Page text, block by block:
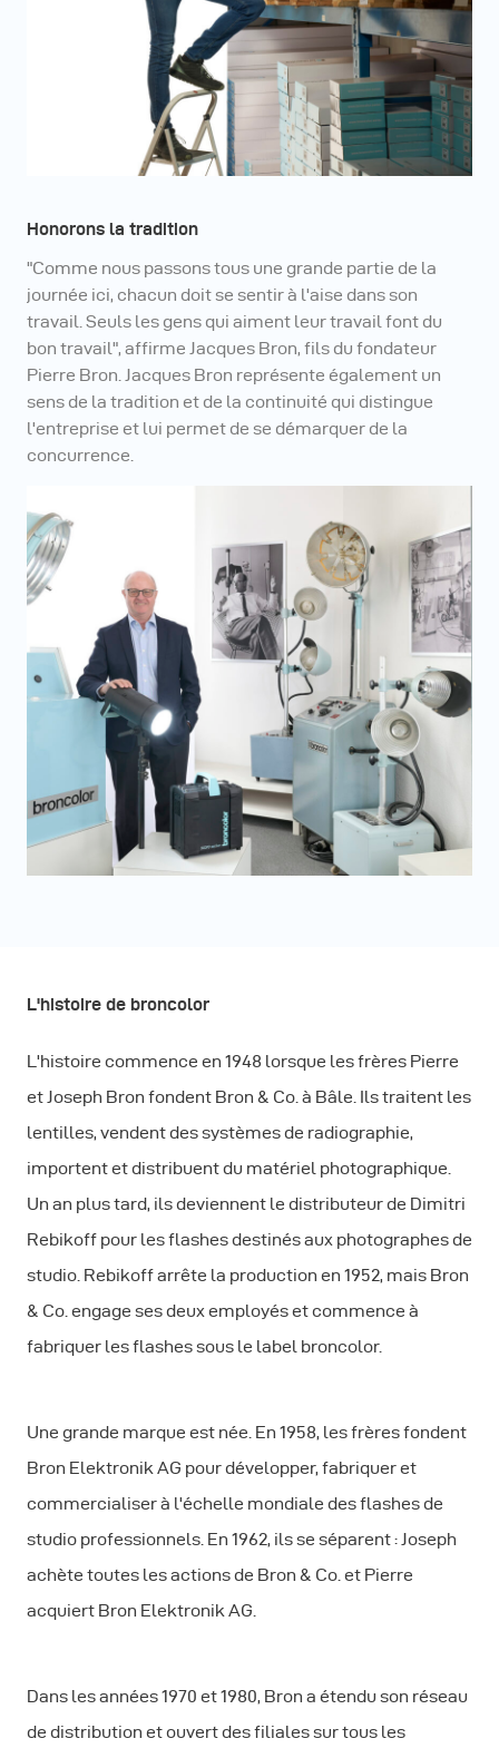
Honorons la tradition
"Comme nous passons tous une grande partie de la
journée ici, chacun doit se sentir à l'aise dans son
travail. Seuls les gens qui aiment leur travail font du
bon travail", affirme Jacques Bron, fils du fondateur
Pierre Bron. Jacques Bron représente également un
sens de la tradition et de la continuité qui distingue
l'entreprise et lui permet de se démarquer de la
concurrence.
L'histoire de broncolor
L'histoire commence en 1948 lorsque les frères Pierre
et Joseph Bron fondent Bron & Co. à Bâle. Ils traitent les
lentilles, vendent des systèmes de radiographie,
importent et distribuent du matériel photographique.
Un an plus tard, ils deviennent le distributeur de Dimitri
Rebikoff pour les flashes destinés aux photographes de
studio. Rebikoff arrête la production en 1952, mais Bron
& Co. engage ses deux employés et commence à
fabriquer les flashes sous le label broncolor.
Une grande marque est née. En 1958, les frères fondent
Bron Elektronik AG pour développer, fabriquer et
commercialiser à l'échelle mondiale des flashes de
studio professionnels. En 1962, ils se séparent : Joseph
achète toutes les actions de Bron & Co. et Pierre
acquiert Bron Elektronik AG.
Dans les années 1970 et 1980, Bron a étendu son réseau
de distribution et ouvert des filiales sur tous les